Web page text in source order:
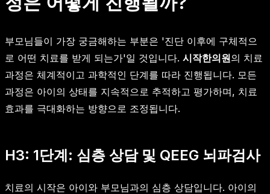
부모님들이 가장 궁금해하는 부분은 '진단 이후에 구체적으
로 어떤 치료를 받게 되는가'일 것입니다. 시작한의원의 치료
과정은 체계적이고 과학적인 단계를 따라 진행됩니다. 모든
과정은 아이의 상태를 지속적으로 추적하고 평가하며, 치료
효과를 극대화하는 방향으로 조정됩니다.
H3: 1단계: 심층 상담 및 QEEG 뇌파검사
치료의 시작은 아이와 부모님과의 심층 상담입니다. 아이의